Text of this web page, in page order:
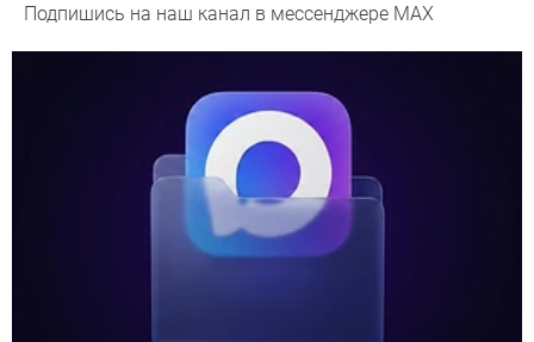
Подпишись на наш канал в мессенджере МАХ